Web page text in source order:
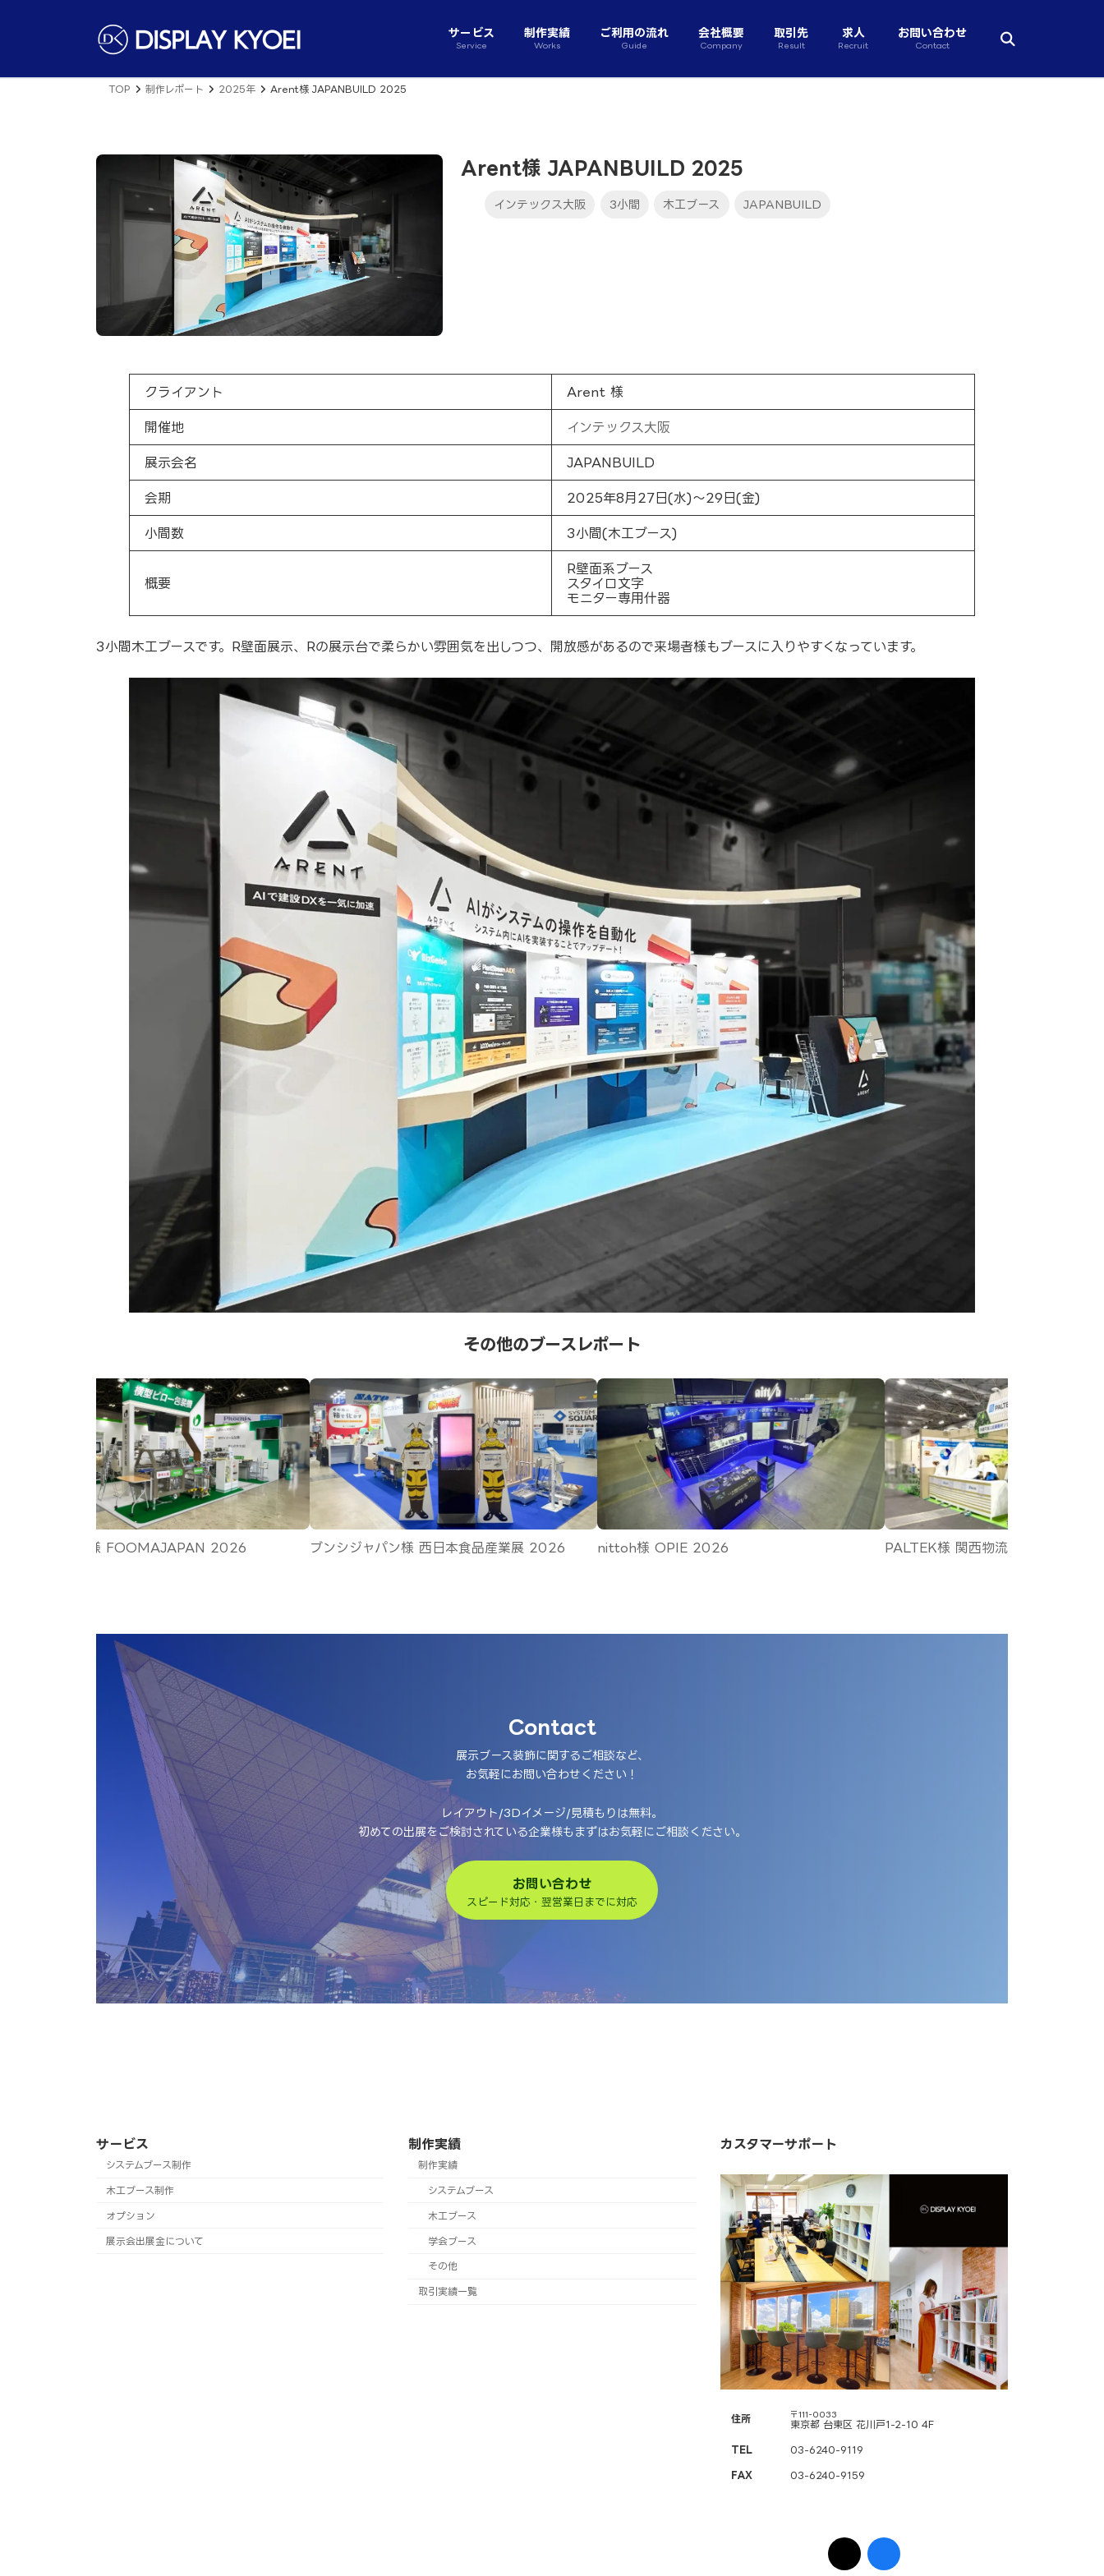
へ
ョ
サービス
Service
制作実績
Works
ご利用の流れ
Guide
会社概要
Company
取引先
Result
求人
Recruit
お問い合わせ
Contact
TOP 制作レポート 2025年 Arent様 JAPANBUILD 2025
Arent様 JAPANBUILD 2025
インテックス大阪 3小間 木工ブース JAPANBUILD
クライアント Arent 様
開催地 インテックス大阪
展示会名 JAPANBUILD
会期 2025年8月27日(水)～29日(金)
小間数 3小間(木工ブース)
概要
R壁面系ブース
スタイロ文字
モニター専用什器
3小間木工ブースです。R壁面展示、Rの展示台で柔らかい雰囲気を出しつつ、開放感があるので来場者様もブースに入りやすくなっています。
その他のブースレポート
ブンシジャパン様 西日本食品産業展 2026 nittoh様 OPIE 2026 PALTEK様 関西物流展 2026 Harbitt様 関西
Contact
展示ブース装飾に関するご相談など、
お気軽にお問い合わせください！
レイアウト/3Dイメージ/見積もりは無料。
初めての出展をご検討されている企業様もまずはお気軽にご相談ください。
お問い合わせ
スピード対応・翌営業日までに対応
サービス
システムブース制作
木工ブース制作
オプション
展示会出展金について
制作実績
制作実績
システムブース
木工ブース
学会ブース
その他
取引実績一覧
カスタマーサポート
住所 〒111-0033
東京都 台東区 花川戸1-2-10 4F
TEL 03-6240-9119
FAX 03-6240-9159
ア
イ
コ
ン
ア
イ
コ
ン